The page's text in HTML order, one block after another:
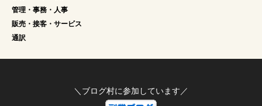
管理・事務・人事
販売・接客・サービス
通訳
＼ブログ村に参加しています／